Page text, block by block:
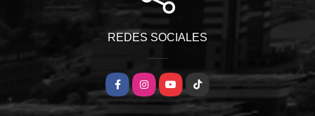
REDES SOCIALES
FacebookInstagramYouTubeTikTok